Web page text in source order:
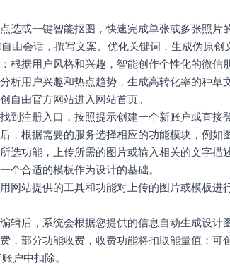
选或一键智能抠图，快速完成单张或多张照片
由会话，撰写文案、优化关键词，生成伪原创
根据用户风格和兴趣，智能创作个性化的微信
析用户兴趣和热点趋势，生成高转化率的种草
自由官方网站进入网站首页。
到注册入口，按照提示创建一个新账户或直接
，根据需要的服务选择相应的功能模块，例如
选功能，上传所需的图片或输入相关的文字描述
个合适的模板作为设计的基础。
网站提供的工具和功能对上传的图片或模板进
辑后，系统会根据您提供的信息自动生成设计
，部分功能收费，收费功能将扣取能量值；可
户中扣除。